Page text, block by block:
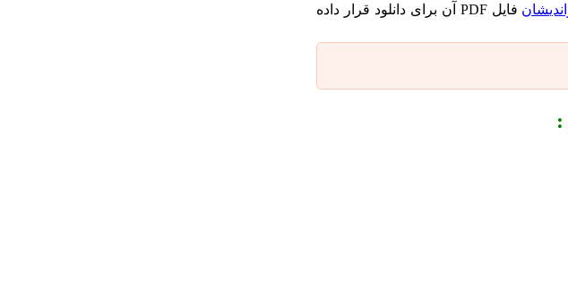
فایل PDF آن برای دانلود قرار داده
: